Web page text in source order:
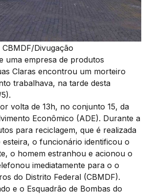
CBMDF/Divugação
uma empresa de produtos
Claras encontrou um morteiro
trabalhava, na tarde desta
volta de 13h, no conjunto 15, da
Econômico (ADE). Durante a
para reciclagem, que é realizada
esteira, o funcionário identificou o
o homem estranhou e acionou o
imediatamente para o o
do Distrito Federal (CBMDF).
e o Esquadrão de Bombas do